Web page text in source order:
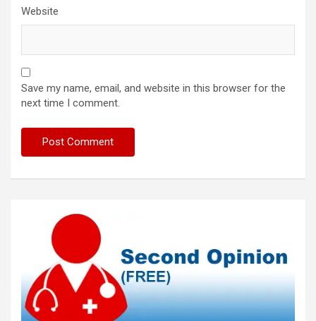
Website
Save my name, email, and website in this browser for the
next time I comment.